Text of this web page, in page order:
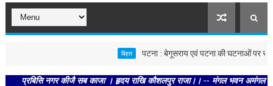
पटना : बेगूसराय एवं पटना की घटनाओं पर स्वास्थ्य
नगर कीजै सब काजा । हृदय राखि कौशलपुर राजा।। -- मंगल भवन अमंगल हारी।